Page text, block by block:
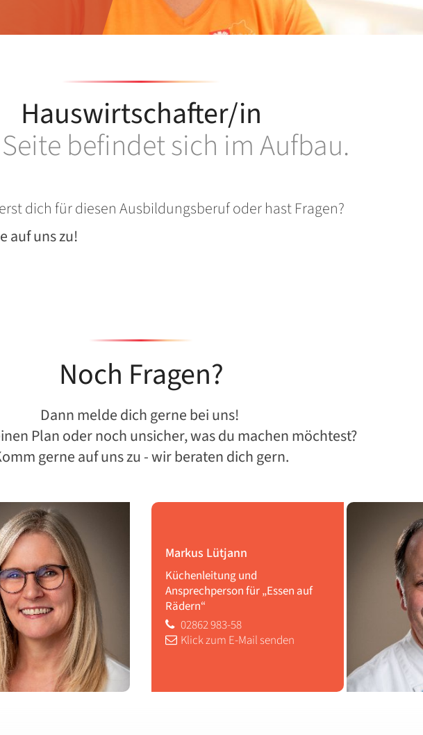
Hauswirtschafter/in
befindet sich im Aufbau.
dich für diesen Ausbildungsberuf oder hast Fragen?
auf uns zu!
Noch Fragen?
Dann melde dich gerne bei uns!
Plan oder noch unsicher, was du machen möchtest?
gerne auf uns zu - wir beraten dich gern.
Markus Lütjann
Küchenleitung und
Ansprechperson für „Essen auf
Rädern“
02862 983-58
Klick zum E-Mail senden